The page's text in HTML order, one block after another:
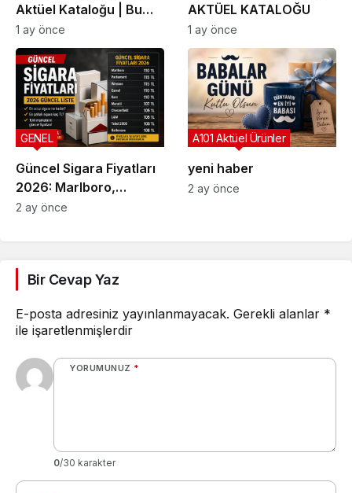
Aktüel Kataloğu | Bu
Hafta İndirime Giren
Ürünler
1 ay önce
AKTÜEL KATALOĞU
1 ay önce
Güncel Sigara Fiyatları
2026: Marlboro,
Parliament, Winston,
GENEL
2 ay önce
yeni haber
A101 Aktüel Ürünler
2 ay önce
Bir Cevap Yaz
E-posta adresiniz yayınlanmayacak. Gerekli alanlar *
ile işaretlenmişlerdir
YORUMUNUZ *
0/30 karakter